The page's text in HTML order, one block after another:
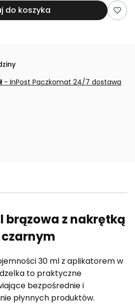
do koszyka
- InPost Paczkomat 24/7 dostawa
brązowa z nakrętką
30 ml z aplikatorem w
to praktyczne
bezpośrednie i
płynnych produktów.